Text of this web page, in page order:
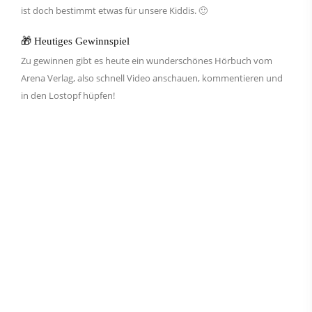
ist doch bestimmt etwas für unsere Kiddis. 🙂
🎁 Heutiges Gewinnspiel
Zu gewinnen gibt es heute ein wunderschönes Hörbuch vom
Arena Verlag, also schnell Video anschauen, kommentieren und
in den Lostopf hüpfen!